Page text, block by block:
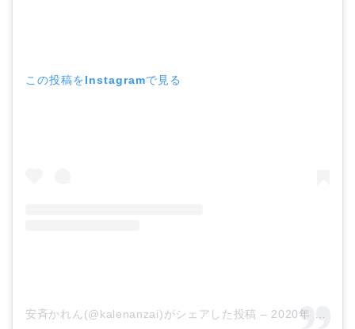
この投稿をInstagramで見る
安斉かれん(@kalenanzai)がシェアした投稿 – 2020年 4月月17日午前3時11分PDT